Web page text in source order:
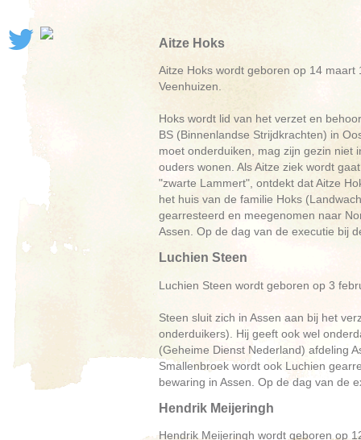
Aitze Hoks
Aitze Hoks wordt geboren op 14 maart
Veenhuizen.
Hoks wordt lid van het verzet en
BS (Binnenlandse Strijdkrachten) in
moet onderduiken, mag zijn gezin niet
ouders wonen. Als Aitze ziek wordt
"zwarte Lammert", ontdekt dat Aitze
het huis van de familie Hoks
gearresteerd en meegenomen naar
Assen. Op de dag van de executie bij
Luchien Steen
Luchien Steen wordt geboren op 3
Steen sluit zich in Assen aan bij het
onderduikers). Hij geeft ook wel
(Geheime Dienst Nederland) afdeling
Smallenbroek wordt ook Luchien
bewaring in Assen. Op de dag van de
Hendrik Meijeringh
Hendrik Meijeringh wordt geboren op